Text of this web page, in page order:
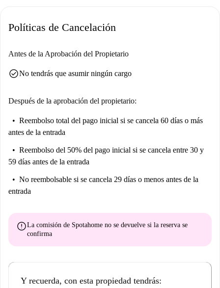
Ubicado en Viena, este apartamento está rodeado de una amplia variedad
asador Romuliana y el restaurante Walter Hochwarter, que ofrecen
Burger o Schnitzel-City. Supermercados como Billa están cerca para tus
apartamento tu nuevo hogar.
Políticas de Cancelación
Antes de la Aprobación del Propietario
check_circleNo tendrás que asumir ningún cargo
Después de la aprobación del propietario:
Reembolso total del pago inicial si se cancela 60 días o más
antes de la entrada
Reembolso del 50% del pago inicial si se cancela entre 30 y
59 días antes de la entrada
No reembolsable si se cancela 29 días o menos antes de la
entrada
errorLa comisión de Spotahome no se devuelve si la reserva se
confirma
Y recuerda, con esta propiedad tendrás: